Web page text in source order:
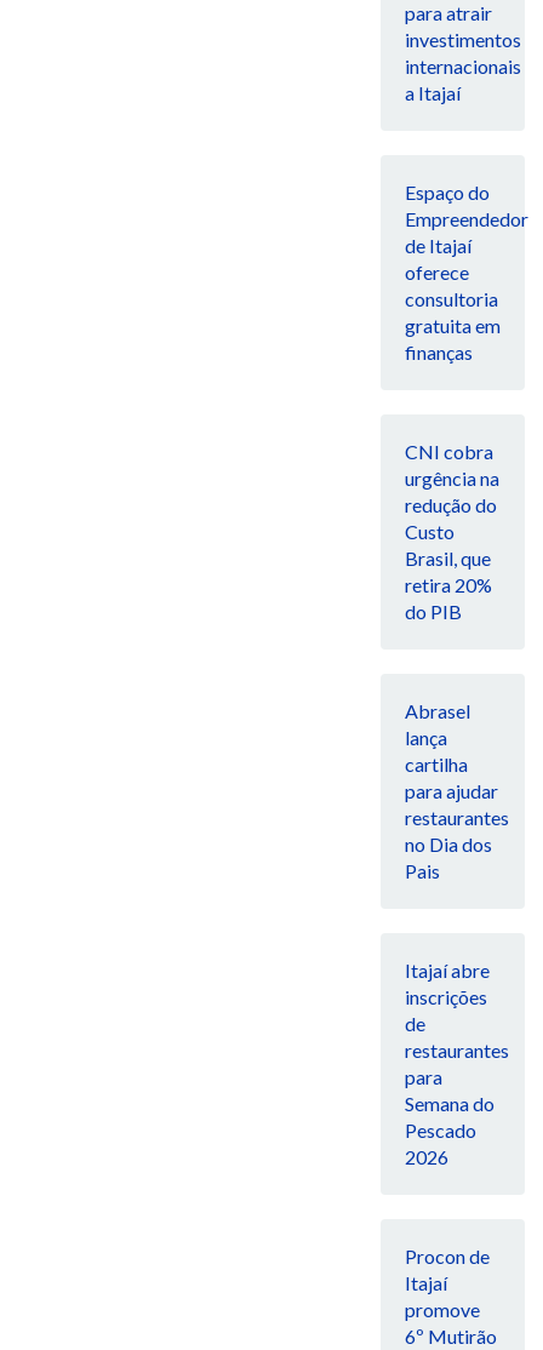
para atrair
investimentos
internacionais
a Itajaí
Espaço do
Empreendedor
de Itajaí
oferece
consultoria
gratuita em
finanças
CNI cobra
urgência na
redução do
Custo
Brasil, que
retira 20%
do PIB
Abrasel
lança
cartilha
para ajudar
restaurantes
no Dia dos
Pais
Itajaí abre
inscrições
de
restaurantes
para
Semana do
Pescado
2026
Procon de
Itajaí
promove
6º Mutirão